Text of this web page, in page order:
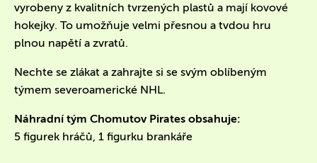
vyrobeny z kvalitních tvrzených plastů a mají kovové
hokejky. To umožňuje velmi přesnou a tvdou hru
plnou napětí a zvratů.
Nechte se zlákat a zahrajte si se svým oblíbeným
týmem severoamerické NHL.
Náhradní tým Chomutov Pirates obsahuje:
5 figurek hráčů, 1 figurku brankáře